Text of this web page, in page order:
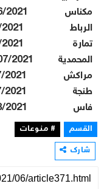
مكناس 26/06/2021
الرباط 03/07/2021
تمارة 10/07/2021
المحمدية 17/07/2021
مراكش 24/07/2021
طنجة 31/07/2021
فاس 07/08/2021
القسم
# منوعات
شارك